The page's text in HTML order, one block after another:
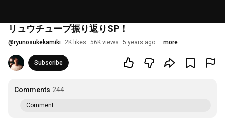
リュウチューブ振り返りSP！
@ryunosukekamiki 2K likes 56K views 5 years ago more
Subscribe
Comments 244
Comment...